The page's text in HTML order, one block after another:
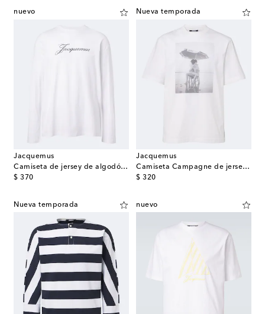
nuevo
Jacquemus
Camiseta de jersey de algodón y cáñamo con logo
$ 370
original price
Nueva temporada
Jacquemus
Camiseta Campagne de jersey de algodón estampada
$ 320
original price
Nueva temporada nuevo